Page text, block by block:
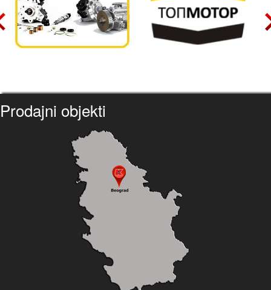
Prodajni objekti